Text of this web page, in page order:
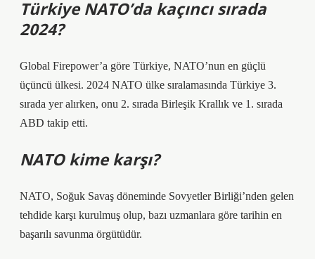
Türkiye NATO’da kaçıncı sırada
2024?
Global Firepower’a göre Türkiye, NATO’nun en güçlü
üçüncü ülkesi. 2024 NATO ülke sıralamasında Türkiye 3.
sırada yer alırken, onu 2. sırada Birleşik Krallık ve 1. sırada
ABD takip etti.
NATO kime karşı?
NATO, Soğuk Savaş döneminde Sovyetler Birliği’nden gelen
tehdide karşı kurulmuş olup, bazı uzmanlara göre tarihin en
başarılı savunma örgütüdür.